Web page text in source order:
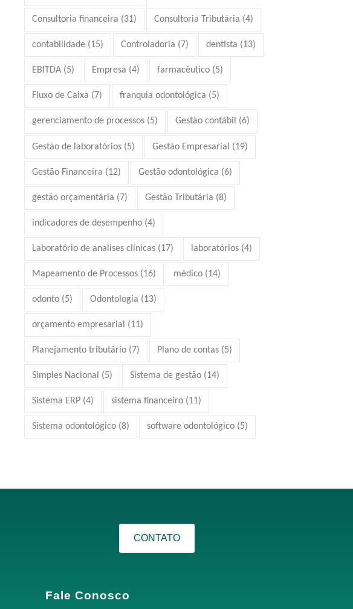
Consultoria financeira (31) Consultoria Tributária (4)
contabilidade (15) Controladoria (7) dentista (13)
EBITDA (5) Empresa (4) farmacêutico (5)
Fluxo de Caixa (7) franquia odontológica (5)
gerenciamento de processos (5) Gestão contábil (6)
Gestão de laboratórios (5) Gestão Empresarial (19)
Gestão Financeira (12) Gestão odontológica (6)
gestão orçamentária (7) Gestão Tributária (8)
indicadores de desempenho (4)
Laboratório de analises clínicas (17) laboratórios (4)
Mapeamento de Processos (16) médico (14)
odonto (5) Odontologia (13)
orçamento empresarial (11)
Planejamento tributário (7) Plano de contas (5)
Simples Nacional (5) Sistema de gestão (14)
Sistema ERP (4) sistema financeiro (11)
Sistema odontológico (8) software odontológico (5)
CONTATO
Fale Conosco